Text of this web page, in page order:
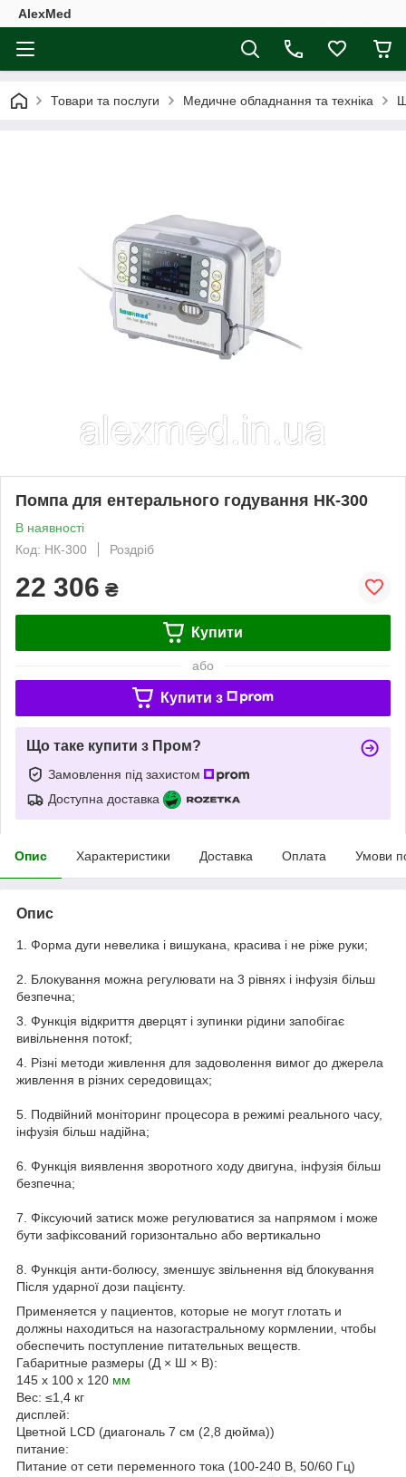
AlexMed
Товари та послуги Медичне обладнання та техніка
Помпа для ентерального годування НК-300
В наявності
Код: НК-300
Роздріб
22 306 ₴
Купити
або
Купити з
Що таке купити з Пром?
Замовлення під захистом
Доступна доставка
Опис Характеристики Доставка Оплата Умови
Опис
1. Форма дуги невелика і вишукана, красива і не ріже руки;
2. Блокування можна регулювати на 3 рівнях і інфузія більш
безпечна;
3. Функція відкриття дверцят і зупинки рідини запобігає
вивільнення потокf;
4. Різні методи живлення для задоволення вимог до джерела
живлення в різних середовищах;
5. Подвійний моніторинг процесора в режимі реального часу,
інфузія більш надійна;
6. Функція виявлення зворотного ходу двигуна, інфузія більш
безпечна;
7. Фіксуючий затиск може регулюватися за напрямом і може
бути зафіксований горизонтально або вертикально
8. Функція анти-болюсу, зменшує звільнення від блокування
Після ударної дози пацієнту.
Применяется у пациентов, которые не могут глотать и
должны находиться на назогастральному кормлении, чтобы
обеспечить поступление питательных веществ.
Габаритные размеры (Д × Ш × В):
145 x 100 x 120 мм
Вес: ≤1,4 кг
дисплей:
Цветной LCD (диагональ 7 см (2,8 дюйма))
питание:
Питание от сети переменного тока (100-240 В, 50/60 Гц)